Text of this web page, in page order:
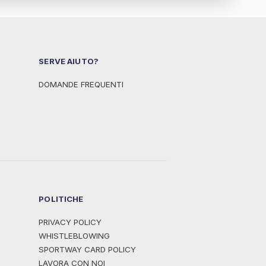
SERVE AIUTO?
DOMANDE FREQUENTI
POLITICHE
PRIVACY POLICY
WHISTLEBLOWING
SPORTWAY CARD POLICY
LAVORA CON NOI